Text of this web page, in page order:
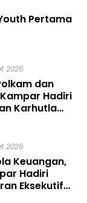
Pertama
2026
dan
Hadiri
Karhutla
2026
Keuangan,
Hadiri
Eksekutif